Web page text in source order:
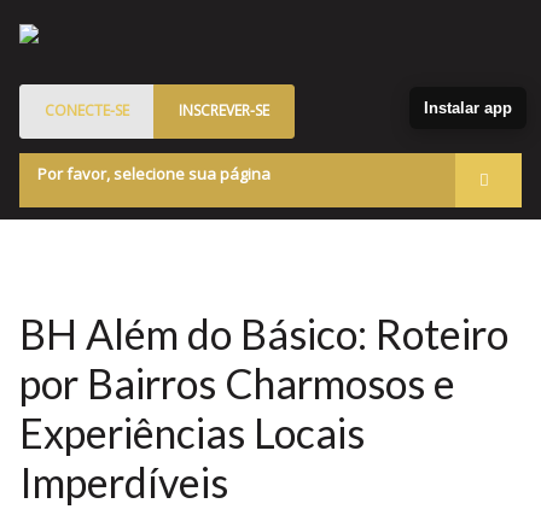
CONECTE-SE INSCREVER-SE
Por favor, selecione sua página
Programa de Patrocinados
Marketplace
Blog
BH Além do Básico: Roteiro
por Bairros Charmosos e
Experiências Locais
Imperdíveis
Instalar app